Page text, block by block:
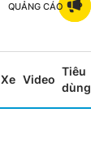
QUẢNG CÁO
Xe Video
Tiêu
dùng